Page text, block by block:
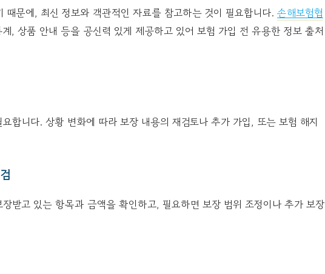
때문에, 최신 정보와 객관적인 자료를 참고하는 것이 필요합니다. 손해보험협
, 상품 안내 등을 공신력 있게 제공하고 있어 보험 가입 전 유용한 정보 출처
합니다. 상황 변화에 따라 보장 내용의 재검토나 추가 가입, 또는 보험 해지
받고 있는 항목과 금액을 확인하고, 필요하면 보장 범위 조정이나 추가 보장